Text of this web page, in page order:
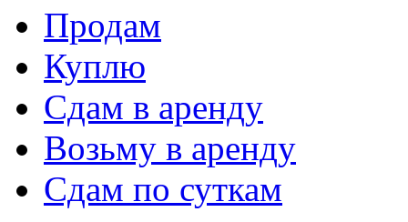
Продам
Куплю
Сдам в аренду
Возьму в аренду
Сдам по суткам